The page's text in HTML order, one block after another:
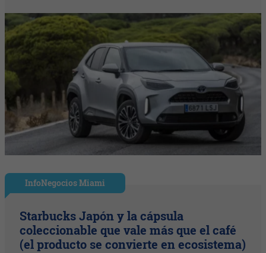
InfoNegocios Miami
Starbucks Japón y la cápsula
coleccionable que vale más que el café
(el producto se convierte en ecosistema)